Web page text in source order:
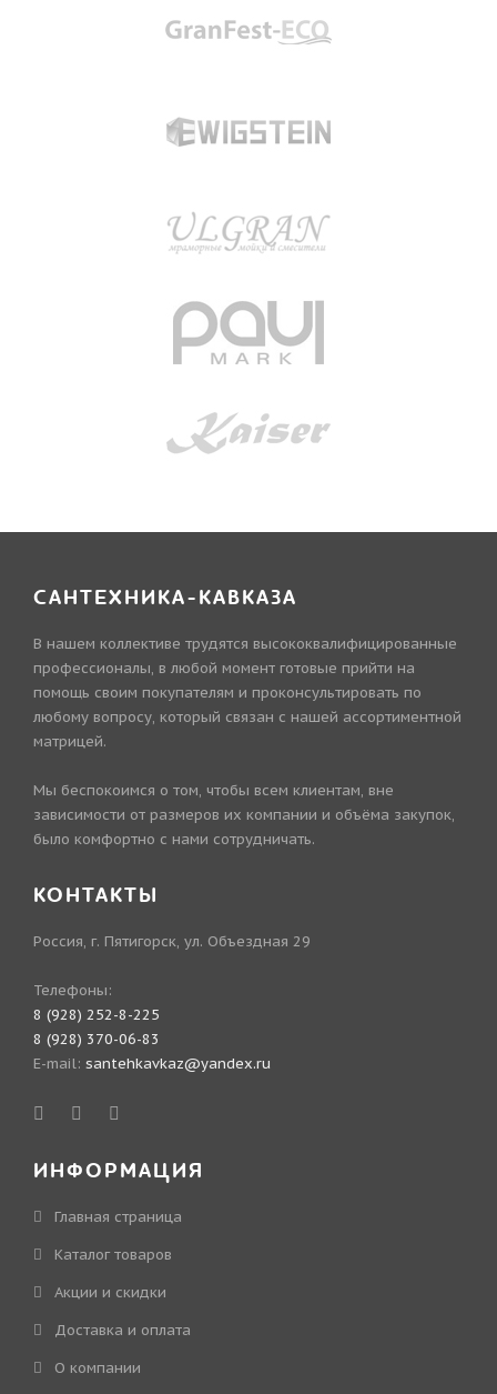
САНТЕХНИКА-КАВКАЗА
В нашем коллективе трудятся высококвалифицированные
профессионалы, в любой момент готовые прийти на
помощь своим покупателям и проконсультировать по
любому вопросу, который связан с нашей ассортиментной
матрицей.
Мы беспокоимся о том, чтобы всем клиентам, вне
зависимости от размеров их компании и объёма закупок,
было комфортно с нами сотрудничать.
КОНТАКТЫ
Россия, г. Пятигорск, ул. Объездная 29
Телефоны:
8 (928) 252-8-225
8 (928) 370-06-83
E-mail: santehkavkaz@yandex.ru
ИНФОРМАЦИЯ
Главная страница
Каталог товаров
Акции и скидки
Доставка и оплата
О компании